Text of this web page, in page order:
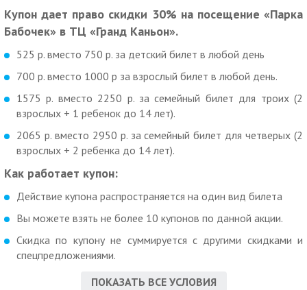
Купон дает право скидки 30% на посещение «Парка
Бабочек» в ТЦ «Гранд Каньон».
525 р. вместо 750 р. за детский билет в любой день
700 р. вместо 1000 р за взрослый билет в любой день.
1575 р. вместо 2250 р. за семейный билет для троих (2
взрослых + 1 ребенок до 14 лет).
2065 р. вместо 2950 р. за семейный билет для четверых (2
взрослых + 2 ребенка до 14 лет).
Как работает купон:
Действие купона распространяется на один вид билета
Вы можете взять не более 10 купонов по данной акции.
Скидка по купону не суммируется с другими скидками и
спецпредложениями.
Для получения скидки необходимо предъявить
ПОКАЗАТЬ ВСЕ УСЛОВИЯ